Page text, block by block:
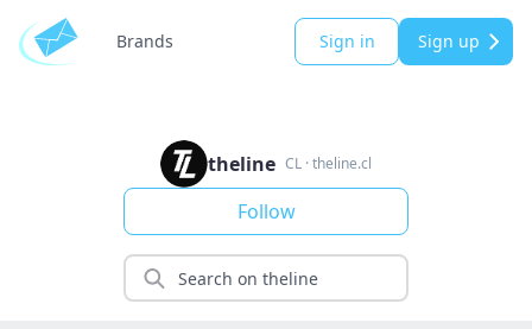
Brands Sign in Sign up
theline CL ·theline.cl
Follow